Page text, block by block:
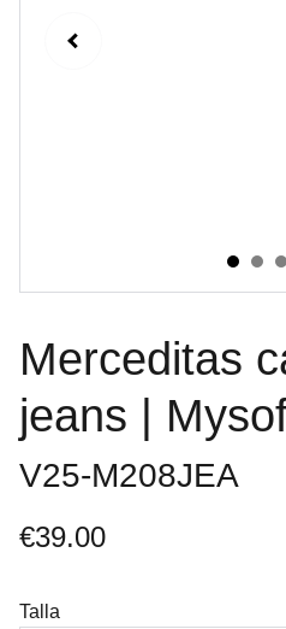
Merceditas
jeans |
V25-M208JEA
€39.00
Talla